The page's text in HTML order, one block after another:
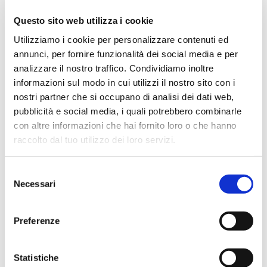
Questo sito web utilizza i cookie
Utilizziamo i cookie per personalizzare contenuti ed
annunci, per fornire funzionalità dei social media e per
analizzare il nostro traffico. Condividiamo inoltre
informazioni sul modo in cui utilizzi il nostro sito con i
nostri partner che si occupano di analisi dei dati web,
pubblicità e social media, i quali potrebbero combinarle
con altre informazioni che hai fornito loro o che hanno
raccolto dal tuo utilizzo dei loro servizi.
delNecessari
Preferenze
Statistiche
Un po' lungo nelle consegne estive, ma affidabile e
conveniente. Consigliatissimo per serietà e
professionalità. Nel punto vendita ci si perde con la
stessa meraviglia degli occhi di un bambino in un
magazzino di giocattoli😍
Simone Gasparoni
un mese fa
effettivamente disponibili come indicato sul sito, senza